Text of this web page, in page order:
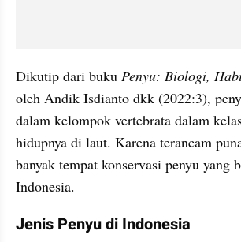
Dikutip dari buku Penyu: Biologi,
oleh Andik Isdianto dkk (2022:3),
dalam kelompok vertebrata dalam
hidupnya di laut. Karena terancam
banyak tempat konservasi penyu yang
Indonesia.
Jenis Penyu di Indonesia